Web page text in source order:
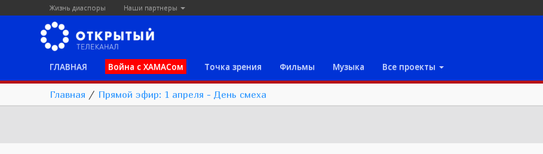
Жизнь диаспоры Наши партнеры
ГЛАВНАЯ Война с ХАМАСом Точка зрения Фильмы Музыка Все проекты
Главная / Прямой эфир: 1 апреля - День смеха